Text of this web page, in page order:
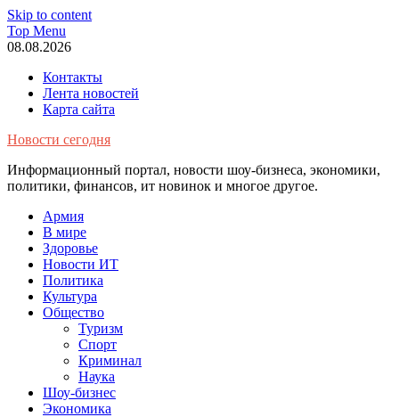
Skip to content
Top Menu
08.08.2026
Контакты
Лента новостей
Карта сайта
Новости сегодня
Информационный портал, новости шоу-бизнеса, экономики,
политики, финансов, ит новинок и многое другое.
Армия
В мире
Здоровье
Новости ИТ
Политика
Культура
Общество
Туризм
Спорт
Криминал
Наука
Шоу-бизнес
Экономика